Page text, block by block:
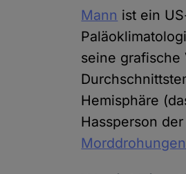
Mann ist ein
seine grafische
Hemisphäre
Hassperson
Morddrohungen